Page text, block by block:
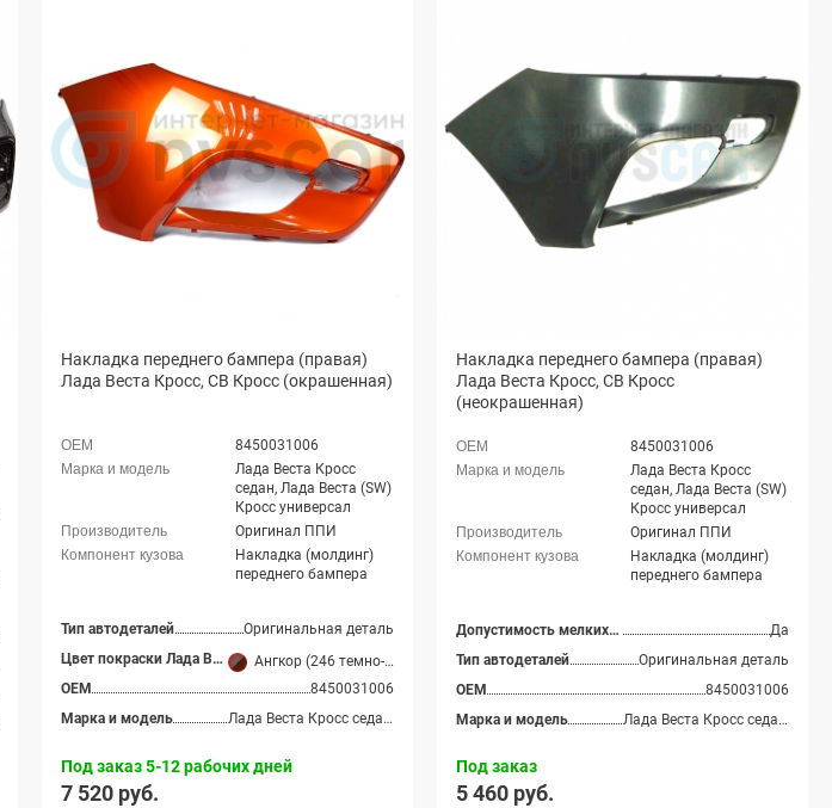
Накладка переднего бампера (правая)
Лада Веста Кросс, СВ Кросс (окрашенная)
8450031006
Лада Веста Кросс
седан, Лада Веста (SW)
Кросс универсал
Оригинал ППИ
Накладка (молдинг)
переднего бампера
Тип автодеталей
Оригинальная деталь
Цвет покраски Лада Веста
Ангкор (246 темно-коричневый) , Блюз (492 темно-синий),
Дайвинг (476
OEM
8450031006
Марка и модель
Лада Веста Кросс седан, Лада Веста (SW) Кросс универсал
Под заказ 5-12 рабочих дней
7 520 руб.
Накладка переднего бампера (правая)
Лада Веста Кросс, СВ Кросс
(неокрашенная)
8450031006
Лада Веста Кросс
седан, Лада Веста (SW)
Кросс универсал
Оригинал ППИ
Накладка (молдинг)
переднего бампера
Допустимость мелких царапин
Да
Тип автодеталей
Оригинальная деталь
OEM
8450031006
Марка и модель
Лада Веста Кросс седан, Лада Веста (SW) Кросс универсал
Под заказ
5 460 руб.